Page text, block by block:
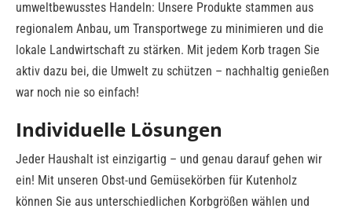
umweltbewusstes Handeln: Unsere Produkte stammen aus
regionalem Anbau, um Transportwege zu minimieren und die
lokale Landwirtschaft zu stärken. Mit jedem Korb tragen Sie
aktiv dazu bei, die Umwelt zu schützen – nachhaltig genießen
war noch nie so einfach!
Individuelle Lösungen
Jeder Haushalt ist einzigartig – und genau darauf gehen wir
ein! Mit unseren Obst-und Gemüsekörben für Kutenholz
können Sie aus unterschiedlichen Korbgrößen wählen und